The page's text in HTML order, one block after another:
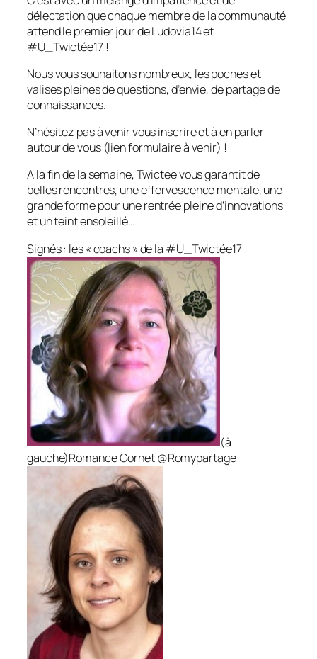
délectation que chaque membre de la communauté
attend le premier jour de Ludovia14 et
#U_Twictée17 !
Nous vous souhaitons nombreux, les poches et
valises pleines de questions, d’envie, de partage de
connaissances.
N’hésitez pas à venir vous inscrire et à en parler
autour de vous (lien formulaire à venir) !
A la fin de la semaine, Twictée vous garantit de
belles rencontres, une effervescence mentale, une
grande forme pour une rentrée pleine d’innovations
et un teint ensoleillé…
Signés : les « coachs » de la #U_Twictée17
(à
gauche)Romance Cornet @Romypartage